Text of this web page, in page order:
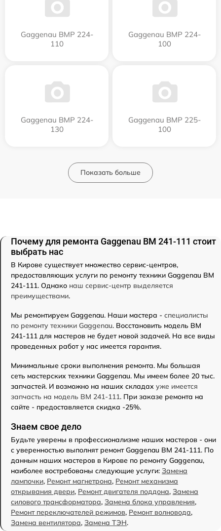
Gaggenau BMP 224-
110
Gaggenau BMP 224-
100
Gaggenau BMP 224-
130
Gaggenau BMP 225-
100
Показать больше
Почему для ремонта Gaggenau BM 241-111 стоит
выбрать нас
В Кирове существует множество сервис-центров,
предоставляющих услуги по ремонту техники Gaggenau BM
241-111. Однако наш сервис-центр выделяется
преимуществами.
Мы ремонтируем Gaggenau. Наши мастера - специалисты
по ремонту техники Gaggenau. Восстановить модель BM
241-111 для мастеров не будет новой задачей. На все виды
проведенных работ у нас имеется гарантия.
Минимальные сроки выполнения ремонта. Мы большая
сеть мастерских техники Gaggenau. Мы имеем более 20 тыс.
запчастей. И возможно на наших складах уже имеется
запчасть на модель BM 241-111. При заказе ремонта на
сайте - предоставляется скидка -25%.
Знаем свое дело
Будьте уверены в профессионализме наших мастеров - они
с уверенностью выполнят ремонт Gaggenau BM 241-111. По
данным наших мастеров в Кирове по ремонту Gaggenau,
наиболее востребованы следующие услуги: Замена
лампочки, Ремонт магнетрона, Ремонт механизма
открывания двери, Ремонт двигателя поддона, Замена
силового трансформатора, Замена блока управления,
Ремонт переключателей режимов, Ремонт волновода,
Замена вентилятора, Замена ТЭН.